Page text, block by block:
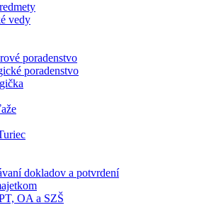
vedy
poradenstvo
poradenstvo
dokladov a potvrdení
OA a SZŠ